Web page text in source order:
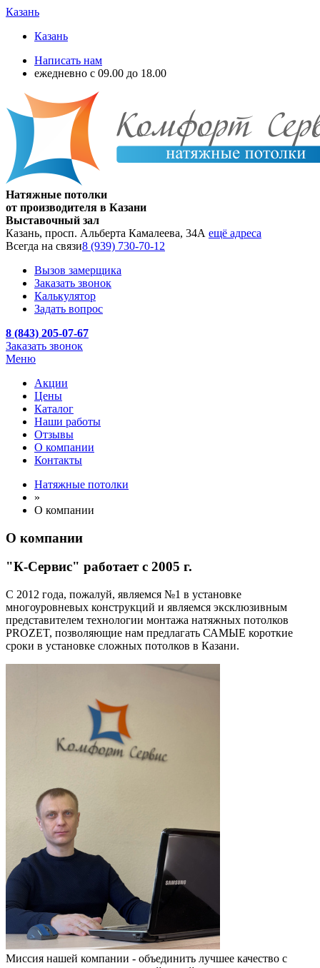
Казань
Казань
Написать нам
ежедневно с 09.00 до 18.00
Натяжные потолки
от производителя в Казани
Выставочный зал
Казань, просп. Альберта Камалеева, 34А ещё адреса
Всегда на связи8 (939) 730-70-12
Вызов замерщика
Заказать звонок
Калькулятор
Задать вопрос
8 (843) 205-07-67
Заказать звонок
Меню
Акции
Цены
Каталог
Наши работы
Отзывы
О компании
Контакты
Натяжные потолки
»
О компании
О компании
"К-Сервис" работает с 2005 г.
C 2012 года, пожалуй, являемся №1 в установке
многоуровневых конструкций и являемся эксклюзивным
представителем технологии монтажа натяжных потолков
PROZET, позволяющие нам предлагать САМЫЕ короткие
сроки в установке сложных потолков в Казани.
Миссия нашей компании - объединить лучшее качество с